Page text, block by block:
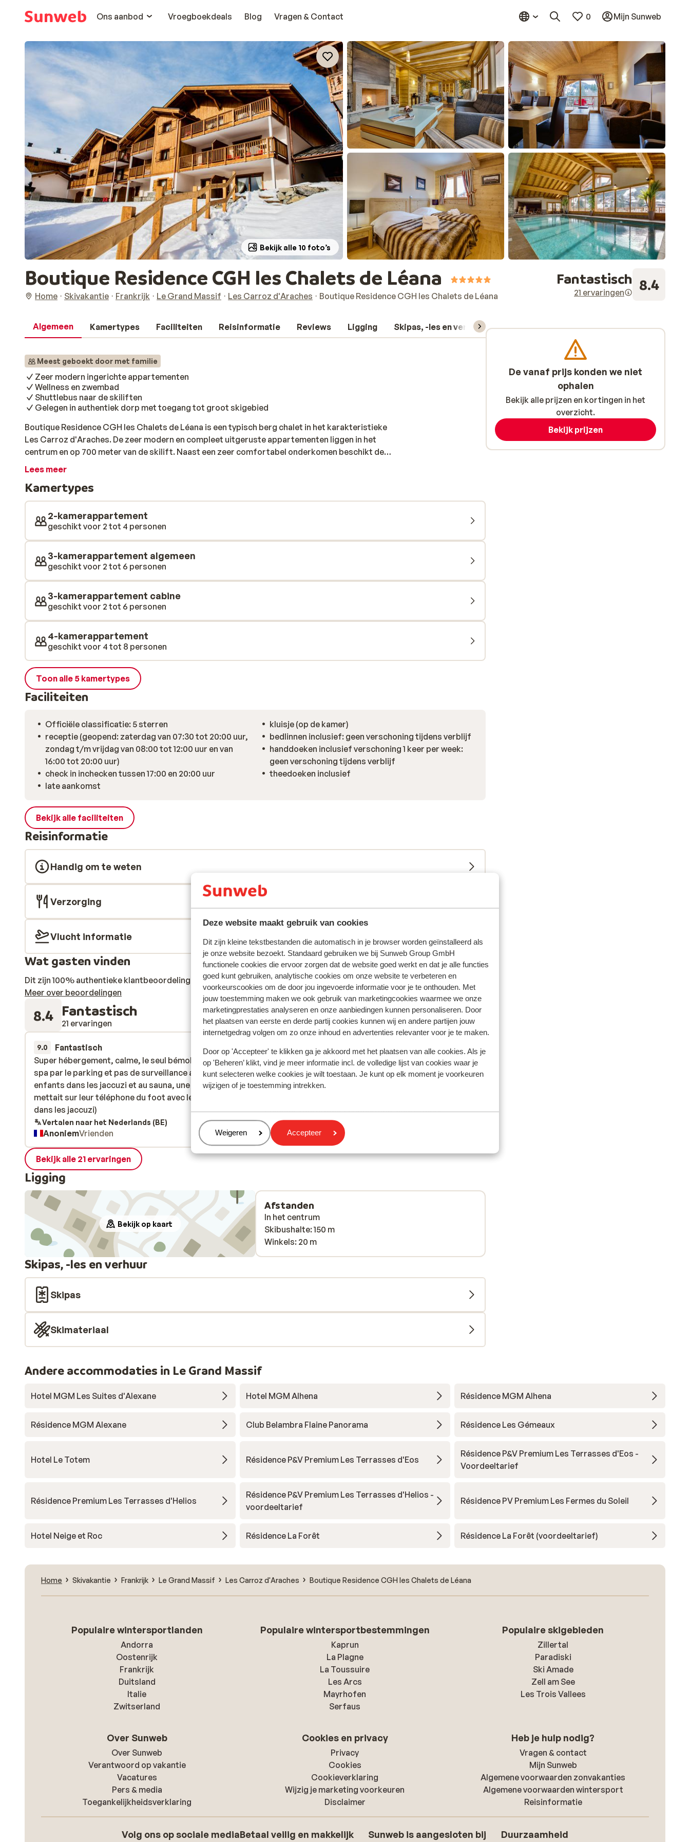
Deze website maakt gebruik van cookies
Dit zijn kleine tekstbestanden die automatisch in je browser worden geïnstalleerd als
je onze website bezoekt. Standaard gebruiken we bij Sunweb Group GmbH
functionele cookies die ervoor zorgen dat de website goed werkt en dat je alle functies
goed kunt gebruiken, analytische cookies om onze website te verbeteren en
voorkeurscookies om de door jou ingevoerde informatie voor je te onthouden. Met
jouw toestemming maken we ook gebruik van marketingcookies waarmee we onze
marketingprestaties analyseren en onze aanbiedingen kunnen personaliseren. Door
het plaatsen van eerste en derde partij cookies kunnen wij en andere partijen jouw
internetgedrag volgen om zo onze inhoud en advertenties relevanter voor je te maken.
Door op 'Accepteer' te klikken ga je akkoord met het plaatsen van alle cookies. Als je
op 'Beheren’ klikt, vind je meer informatie incl. de volledige lijst van cookies waar je
kunt selecteren welke cookies je wilt toestaan. Je kunt op elk moment je voorkeuren
wijzigen of je toestemming intrekken.
Beheren
Weigeren Accepteer
Ons aanbod
Vroegboekdeals Blog Vragen & Contact 0 Mijn Sunweb
Bekijk alle 10 foto’s
Boutique Residence CGH les Chalets de Léana
Home Skivakantie Frankrijk Le Grand Massif Les Carroz d'Araches Boutique Residence CGH les Chalets de Léana
Fantastisch
21 ervaringen 8.4
Algemeen Kamertypes Faciliteiten Reisinformatie Reviews Ligging Skipas, -les en verhuur
Meest geboekt door met familie
Zeer modern ingerichte appartementen
Wellness en zwembad
Shuttlebus naar de skiliften
Gelegen in authentiek dorp met toegang tot groot skigebied
Boutique Residence CGH les Chalets de Léana is een typisch berg chalet in het karakteristieke
Les Carroz d'Araches. De zeer modern en compleet uitgeruste appartementen liggen in het
centrum en op 700 meter van de skilift. Naast een zeer comfortabel onderkomen beschikt de
résidence ook over fijne extra's zoals skilockers met schoenverwarming, een ruim
en jacuzzi. Op 150 meter afstand van de residence stopt een shuttlebus die je binnen enkele
minuten naar de skiliften en het centrum van Les Carroz brengt. In Résidence CGH Les Chalets
de Leana ontbreekt het je aan niets.
Lees meer
Kamertypes
2-kamerappartement
geschikt voor 2 tot 4 personen
3-kamerappartement algemeen
geschikt voor 2 tot 6 personen
3-kamerappartement cabine
geschikt voor 2 tot 6 personen
4-kamerappartement
geschikt voor 4 tot 8 personen
Toon alle 5 kamertypes
Faciliteiten
Officiële classificatie: 5 sterren
receptie (geopend: zaterdag van 07:30 tot 20:00 uur,
zondag t/m vrijdag van 08:00 tot 12:00 uur en van
16:00 tot 20:00 uur)
check in inchecken tussen 17:00 en 20:00 uur
late aankomst
kluisje (op de kamer)
bedlinnen inclusief: geen verschoning tijdens verblijf
handdoeken inclusief verschoning 1 keer per week:
geen verschoning tijdens verblijf
theedoeken inclusief
Bekijk alle faciliteiten
Reisinformatie
Handig om te weten
Verzorging
Vlucht informatie
Wat gasten vinden
Dit zijn 100% authentieke klantbeoordelingen die hun ervaring met ons product eerlijk weergeven.
Meer over beoordelingen
8.4 Fantastisch
21 ervaringen Meest geboekt door met familie
9.0 Fantastisch
14 mrt. 2026
Super hébergement, calme, le seul bémol l’accès au
spa par le parking et pas de surveillance au spa ( des
enfants dans les jaccuzi et au sauna, une famille qui
mettait sur leur téléphone du foot avec le son à fond
dans les jaccuzi)
Super hébergement, calme, le seul bémol l’accès au
spa par le parking et pas de surveillance au spa ( des
enfants dans les jaccuzi et au sauna, une famille qui
mettait sur leur téléphone du foot avec le son à fond
dans les jaccuzi)
Vertalen naar het Nederlands (BE)
AnoniemVrienden
9.4 Fantastisch
14 mrt. 2026
Excellent endroit tout équipé avec des petites
attentions très appréciable : petit kit de cuisine offert
avec plein d’échantillons, sel, poivre, sauces, tablettes
Peignoir fourni pour l’espace spa, linge de lit, essuie…
tout est prévu ! Je ne peux que recommander cet
endroit. Peut-être juste 2 points négatifs : l’attente du
bus vers les remontées un peu longue. Et la population
dans l’espace bien-etre : les gens parlent dans le
Excellent endroit tout équipé avec des petites
attentions très appréciable : petit kit de cuisine offert
avec plein d’échantillons, sel, poivre, sauces, tablettes
Peignoir fourni pour l’espace spa, linge...meer
Vertalen naar het Nederlands (BE)
QuentinMet partner
Bekijk alle 21 ervaringen
Ligging
Bekijk op kaart
Afstanden
In het centrum
Skibushalte: 150 m
Winkels: 20 m
Skipas, -les en verhuur
Skipas
Skimateriaal
De vanaf prijs konden we niet
ophalen
Bekijk alle prijzen en kortingen in het
overzicht.
Bekijk prijzen
Andere accommodaties in Le Grand Massif
Hotel MGM Les Suites d'Alexane Hotel MGM Alhena Résidence MGM Alhena
Résidence MGM Alexane Club Belambra Flaine Panorama Résidence Les Gémeaux
Hotel Le Totem Résidence P&V Premium Les Terrasses d'Eos
Résidence P&V Premium Les Terrasses d'Eos -
Voordeeltarief
Résidence Premium Les Terrasses d'Helios
Résidence P&V Premium Les Terrasses d'Helios -
voordeeltarief
Résidence PV Premium Les Fermes du Soleil
Hotel Neige et Roc Résidence La Forêt Résidence La Forêt (voordeeltarief)
Home Skivakantie Frankrijk Le Grand Massif Les Carroz d'Araches Boutique Residence CGH les Chalets de Léana
Populaire wintersportlanden
Andorra
Oostenrijk
Frankrijk
Duitsland
Italie
Zwitserland
Populaire wintersportbestemmingen
Kaprun
La Plagne
La Toussuire
Les Arcs
Mayrhofen
Serfaus
Populaire skigebieden
Zillertal
Paradiski
Ski Amade
Zell am See
Les Trois Vallees
Over Sunweb
Over Sunweb
Verantwoord op vakantie
Vacatures
Pers & media
Toegankelijkheidsverklaring
Cookies en privacy
Privacy
Cookies
Cookieverklaring
Wijzig je marketing voorkeuren
Disclaimer
Heb je hulp nodig?
Vragen & contact
Mijn Sunweb
Algemene voorwaarden zonvakanties
Algemene voorwaarden wintersport
Reisinformatie
Volg ons op sociale mediaBetaal veilig en makkelijk Sunweb is aangesloten bij Duurzaamheid